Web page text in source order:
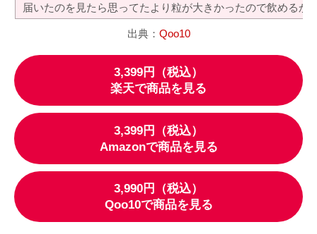
届いたのを見たら思ってたより粒が大きかったので飲める
出典： Qoo10
3,399円（税込）
楽天で商品を見る
3,399円（税込）
Amazonで商品を見る
3,990円（税込）
Qoo10で商品を見る